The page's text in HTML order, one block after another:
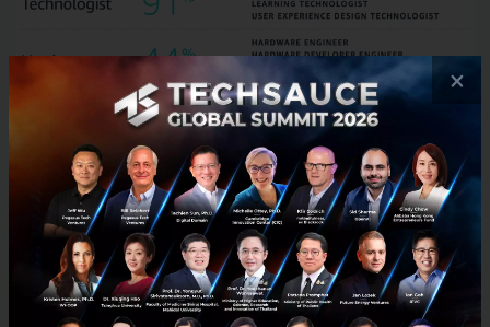
ปัจจุบันเราเริ่มเห็นองค์กรใหญ่ในสหรัฐฯ ตั้งสถาบันการ
ศึกษาเพื่ออบรมพนักงาน ในทักษะด้านเทคโนโลยีเองเลย
เพราะมองว่าสถาบันศึกษากว่าจะผลิตบุคลากรออกมา
ป้อนสู่ตลาดนั้น ดูจะไม่ทันกาลเสียแล้ว กว่าจะเรียนจบพวก
เขาไม่ได้แข่งขันกันเองกับมนุษย์ด้วยกันในตลาดแรงงาน
แต่ยังแข่งกับAI ที่เริ่มทำงานแทนมนุษย์ในหลายๆ ส่วน
×